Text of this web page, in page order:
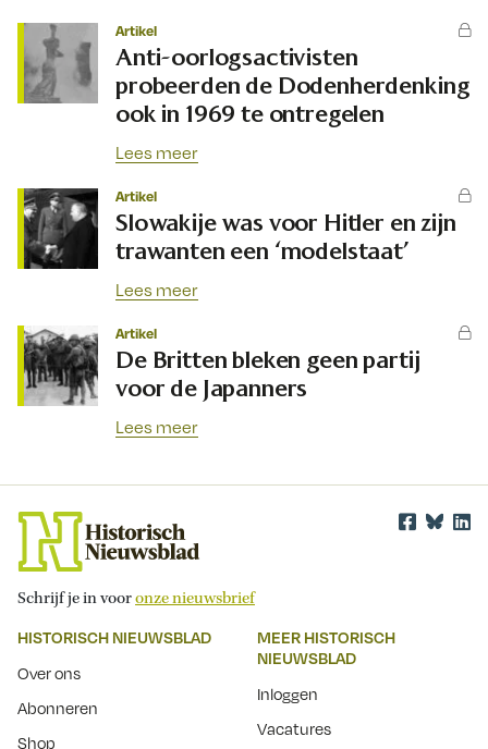
Artikel
Anti-oorlogsactivisten
probeerden de Dodenherdenking
ook in 1969 te ontregelen
Lees meer
Artikel
Slowakije was voor Hitler en zijn
trawanten een ‘modelstaat’
Lees meer
Artikel
De Britten bleken geen partij
voor de Japanners
Lees meer
Schrijf je in vooronze nieuwsbrief
HISTORISCH NIEUWSBLAD
Over ons
Abonneren
Shop
MEER HISTORISCH
NIEUWSBLAD
Inloggen
Vacatures